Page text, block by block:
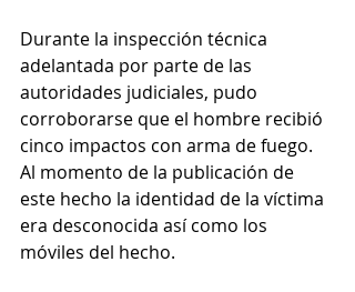
Durante la inspección técnica
adelantada por parte de las
autoridades judiciales, pudo
corroborarse que el hombre recibió
cinco impactos con arma de fuego.
Al momento de la publicación de
este hecho la identidad de la víctima
era desconocida así como los
móviles del hecho.